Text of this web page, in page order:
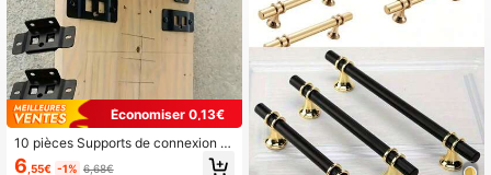
Économiser 0,13€
10 pièces Supports de connexion d
e meubles à installation rapide, sup
6 ,55€ -1% 6,68€